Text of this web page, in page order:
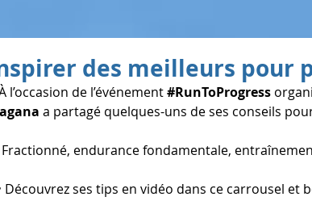
des meilleurs pour
l’occasion de l’événement #RunToProgress
a partagé quelques-uns de ses conseils
Fractionné, endurance fondamentale,
ses tips en vidéo dans ce carrousel et